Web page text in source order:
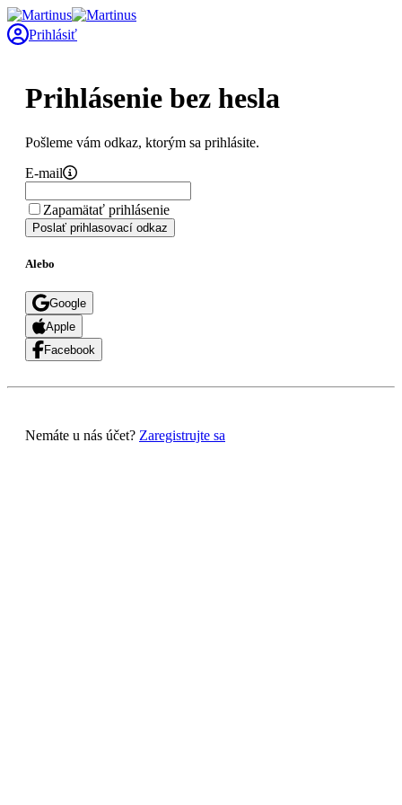
Prihlásiť
Prihlásenie bez hesla
Pošleme vám odkaz, ktorým sa prihlásite.
E-mail
Zapamätať prihlásenie
Poslať prihlasovací odkaz
Alebo
Google
Apple
Facebook
Nemáte u nás účet? Zaregistrujte sa